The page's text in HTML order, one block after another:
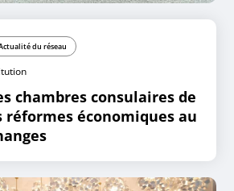
du réseau
chambres consulaires de
réformes économiques au